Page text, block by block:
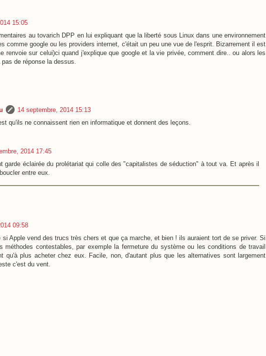
15:05
au tovarich DPP en lui expliquant que la liberté sous Linux dans une environnement
comme google ou les providers internet, c'était un peu une vue de l'esprit. Bizarrement il est
renvoie sur celui)ci quand j'explique que google et la vie privée, comment dire.. ou alors les
de réponse la dessus.
14 septembre, 2014 15:13
qu'ils ne connaissent rien en informatique et donnent des leçons.
2014 17:45
garde éclairée du prolétariat qui colle des "capitalistes de séduction" à tout va. Et après il
entre eux.
09:58
si Apple vend des trucs très chers et que ça marche, et bien ! ils auraient tort de se priver. Si
méthodes contestables, par exemple la fermeture du système ou les conditions de travail
qu'à plus acheter chez eux. Facile, non, d'autant plus que les alternatives sont largement
c'est du vent.